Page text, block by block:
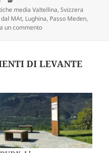
media Valtellina,Svizzera
dal MAt, Lughina, Passo Meden,
un commentosu CH – ANELLO LAGH
DI LEVANTE